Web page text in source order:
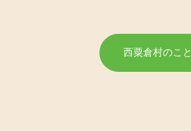
西粟倉村のこと